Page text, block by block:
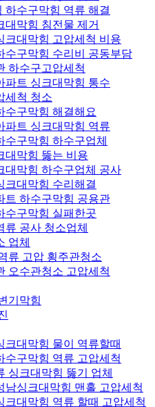
하수구막힘 역류 해결
대막힘 침전물 제거
크대막힘 고압세척 비용
수구막힘 수리비 공동부담
하수구고압세척
파트 싱크대막힘 통수
세척 청소
수구막힘 해결해요
파트 싱크대막힘 역류
구막힘 하수구업체
대막힘 뚫는 비용
대막힘 하수구업체 공사
크대막힘 수리해결
트 하수구막힘 공용관
수구막힘 실패한곳
공사 청소업체
업체
류 고압 횡주관청소
오수관청소 고압세척
기막힘
크대막힘 물이 역류할때
수구막힘 역류 고압세척
싱크대막힘 뚫기 업체
남싱크대막힘 맨홀 고압세척
크대막힘 역류 할때 고압세척